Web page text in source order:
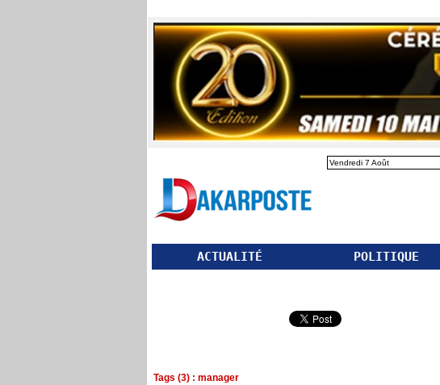
Vendredi 7 Août
ACTUALITÉ POLITIQUE
Tags (3) : manager